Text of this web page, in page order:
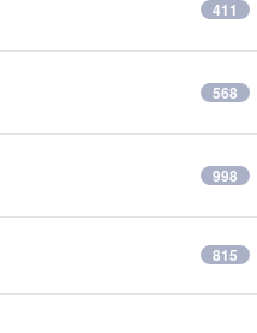
411
568
998
815